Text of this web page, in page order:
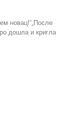
новац!“„После
дошла и кригла